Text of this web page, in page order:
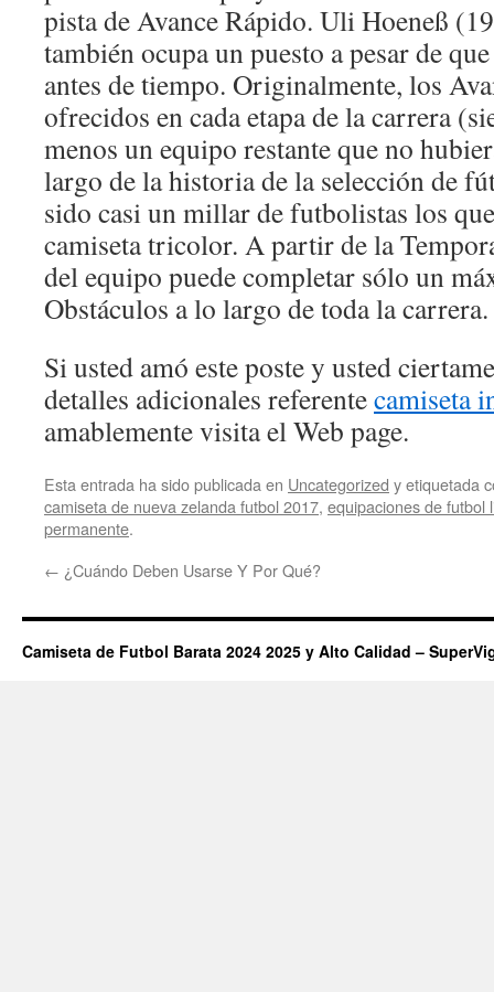
pista de Avance Rápido. Uli Hoeneß
también ocupa un puesto a pesar de
antes de tiempo. Originalmente, los
ofrecidos en cada etapa de la carrera
menos un equipo restante que no
largo de la historia de la selección de
sido casi un millar de futbolistas los
camiseta tricolor. A partir de la
del equipo puede completar sólo un
Obstáculos a lo largo de toda la carrera.
Si usted amó este poste y usted
detalles adicionales referentecamiseta
amablemente visita el Web page.
Esta entrada ha sido publicada en Uncategorized y etiquetada
camiseta de nueva zelanda futbol 2017, equipaciones de futbol
permanente.
← ¿Cuándo Deben Usarse Y Por Qué?
Camiseta de Futbol Barata 2024 2025 y Alto Calidad –